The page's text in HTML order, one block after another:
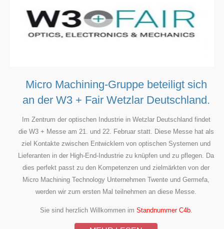
Micro Machining-Gruppe beteiligt sich
an der W3 + Fair Wetzlar Deutschland.
Im Zentrum der optischen Industrie in Wetzlar Deutschland findet
die W3 + Messe am 21. und 22. Februar statt. Diese Messe hat als
ziel Kontakte zwischen Entwicklern von optischen Systemen und
Lieferanten in der High-End-Industrie zu knüpfen und zu pflegen. Da
dies perfekt passt zu den Kompetenzen und zielmärkten von der
Micro Machining Technology Unternehmen Twente und Germefa,
werden wir zum ersten Mal teilnehmen an diese Messe.
Sie sind herzlich Willkommen im Standnummer C4b.